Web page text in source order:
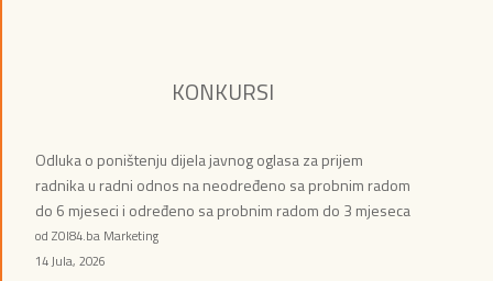
KONKURSI
Odluka o poništenju dijela javnog oglasa za prijem
radnika u radni odnos na neodređeno sa probnim radom
do 6 mjeseci i određeno sa probnim radom do 3 mjeseca
od ZOI84.ba Marketing
14 Jula, 2026